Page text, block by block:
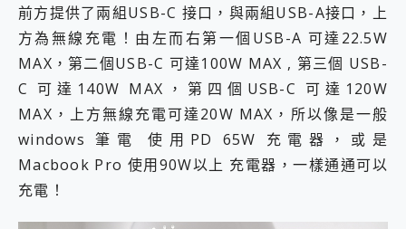
前方提供了兩組USB-C 接口，與兩組USB-A接口，上
方為無線充電！由左而右第一個USB-A 可達22.5W
MAX，第二個USB-C 可達100W MAX , 第三個 USB-
C 可達140W MAX，第四個USB-C 可達120W
MAX，上方無線充電可達20W MAX，所以像是一般
windows 筆電 使用PD 65W 充電器，或是
Macbook Pro 使用90W以上 充電器，一樣通通可以
充電！